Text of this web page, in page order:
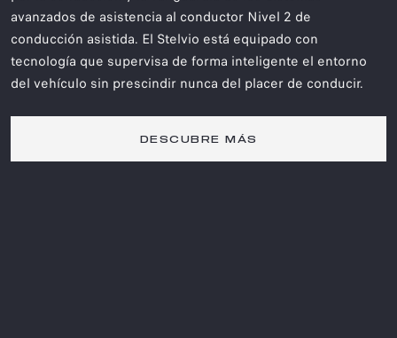
avanzados de asistencia al conductor Nivel 2 de
conducción asistida. El Stelvio está equipado con
tecnología que supervisa de forma inteligente el entorno
del vehículo sin prescindir nunca del placer de conducir.​
DESCUBRE MÁS